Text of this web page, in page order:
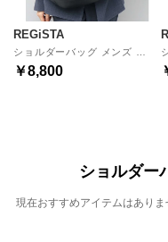
REGiSTA
￥8,800
ショルダー
現在おすすめアイテムはありま